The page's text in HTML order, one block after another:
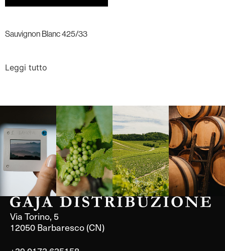
Sauvignon Blanc 425/33
Leggi tutto
Borgogna,
Francia
Borgogna,
Francia
Instagram
Via Torino, 5
12050 Barbaresco (CN)